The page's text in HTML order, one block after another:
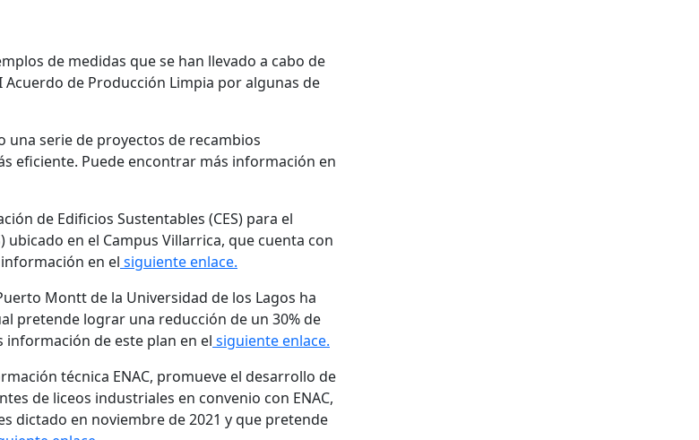
de medidas que se han llevado a cabo de
de Producción Limpia por algunas de
serie de proyectos de recambios
eficiente. Puede encontrar más información en
de Edificios Sustentables (CES) para el
en el Campus Villarrica, que cuenta con
en el siguiente enlace.
Montt de la Universidad de los Lagos ha
pretende lograr una reducción de un 30% de
de este plan en el siguiente enlace.
técnica ENAC, promueve el desarrollo de
de liceos industriales en convenio con ENAC,
dictado en noviembre de 2021 y que pretende